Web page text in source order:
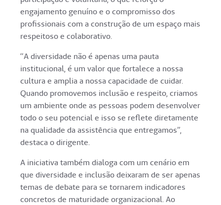
engajamento genuíno e o compromisso dos
profissionais com a construção de um espaço mais
respeitoso e colaborativo.
“A diversidade não é apenas uma pauta
institucional, é um valor que fortalece a nossa
cultura e amplia a nossa capacidade de cuidar.
Quando promovemos inclusão e respeito, criamos
um ambiente onde as pessoas podem desenvolver
todo o seu potencial e isso se reflete diretamente
na qualidade da assistência que entregamos”,
destaca o dirigente.
A iniciativa também dialoga com um cenário em
que diversidade e inclusão deixaram de ser apenas
temas de debate para se tornarem indicadores
concretos de maturidade organizacional. Ao